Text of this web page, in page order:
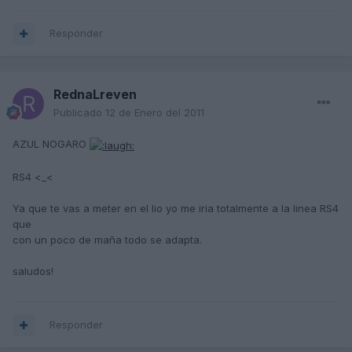
Responder
RednaLreven
Publicado 12 de Enero del 2011
AZUL NOGARO
RS4 <_<
Ya que te vas a meter en el lio yo me iria totalmente a la linea RS4
que
con un poco de maña todo se adapta.
saludos!
Responder